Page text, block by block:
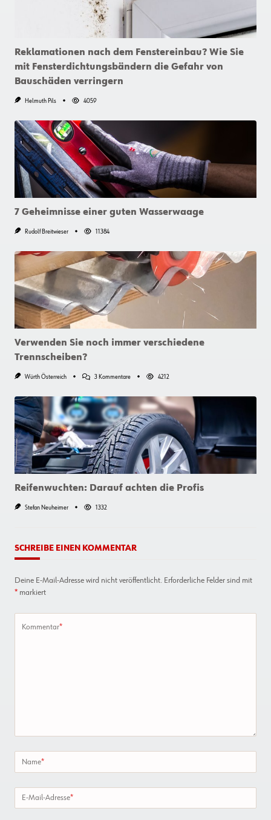
Weitblick
Reklamationen nach dem Fenstereinbau? Wie Sie
mit Fensterdichtungsbändern die Gefahr von
Bauschäden verringern
Helmuth Pils 4059
7 Geheimnisse einer guten Wasserwaage
Rudolf Breitwieser 11384
Verwenden Sie noch immer verschiedene
Trennscheiben?
Würth Österreich 3 KommentareZu
Noch
Immer
Verschiedene
Trennscheiben?
4212
Reifenwuchten: Darauf achten die Profis
Stefan Neuheimer 1332
SCHREIBE EINEN KOMMENTAR
Deine E-Mail-Adresse wird nicht veröffentlicht. Erforderliche Felder sind mit
* markiert
Kommentar*
Name*
E-Mail-Adresse*